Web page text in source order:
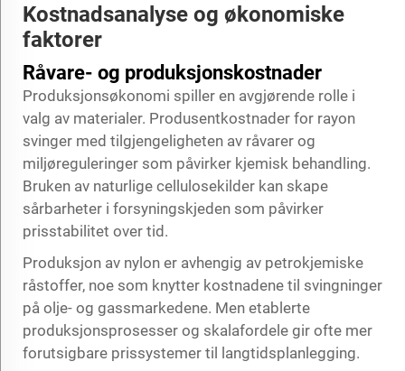
Kostnadsanalyse og økonomiske
faktorer
Råvare- og produksjonskostnader
Produksjonsøkonomi spiller en avgjørende rolle i
valg av materialer. Produsentkostnader for rayon
svinger med tilgjengeligheten av råvarer og
miljøreguleringer som påvirker kjemisk behandling.
Bruken av naturlige cellulosekilder kan skape
sårbarheter i forsyningskjeden som påvirker
prisstabilitet over tid.
Produksjon av nylon er avhengig av petrokjemiske
råstoffer, noe som knytter kostnadene til svingninger
på olje- og gassmarkedene. Men etablerte
produksjonsprosesser og skalafordele gir ofte mer
forutsigbare prissystemer til langtidsplanlegging.